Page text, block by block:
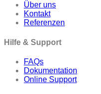
Über uns
Kontakt
Referenzen
Hilfe & Support
FAQs
Dokumentation
Online Support